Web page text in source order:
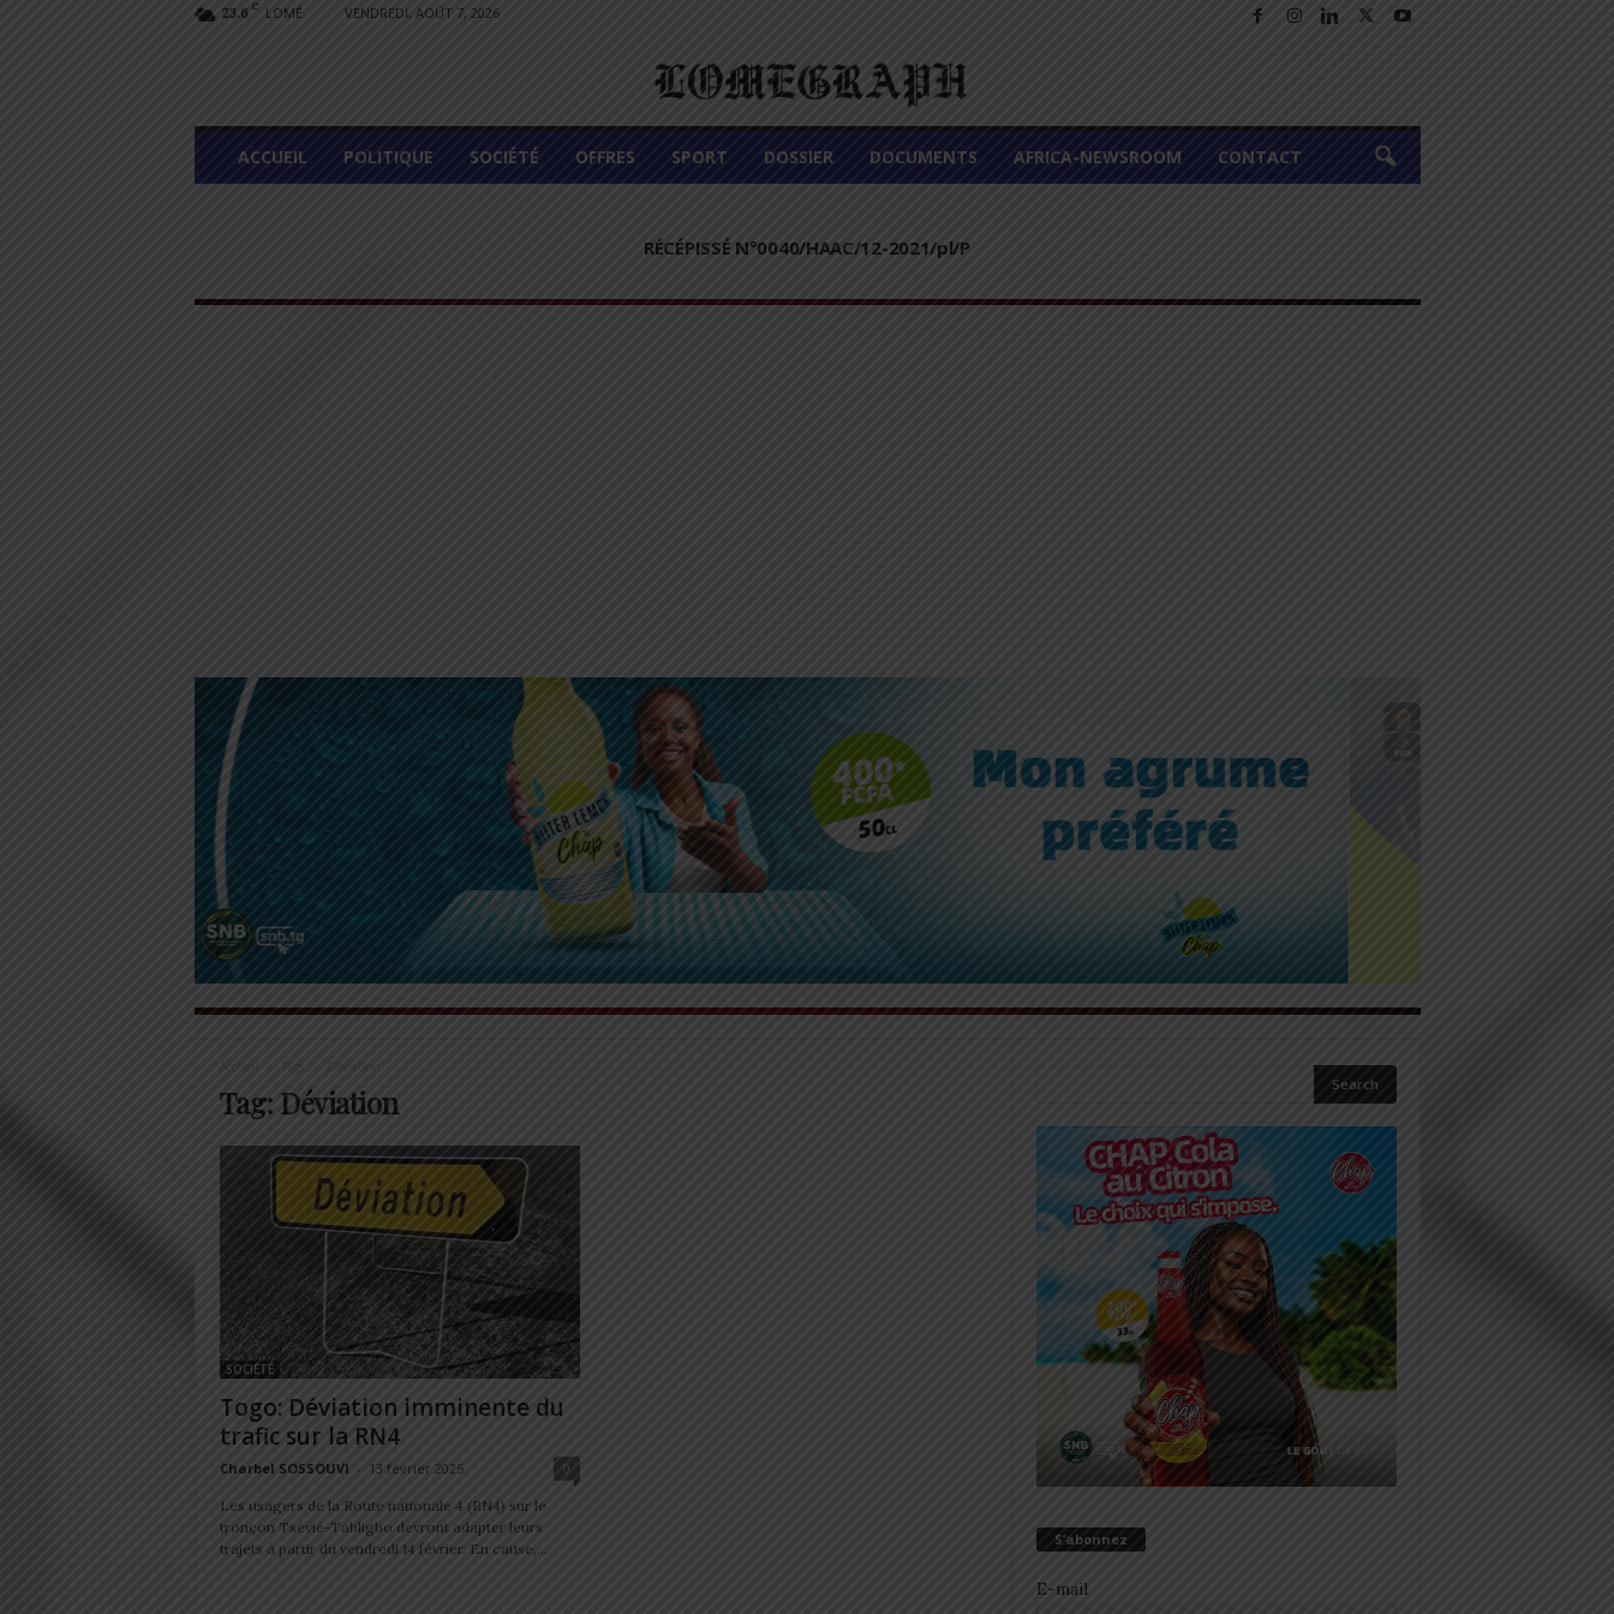
23.6 C LOMÉ VENDREDI, AOÛT 7, 2026
L
M
ACCUEIL POLITIQUE SOCIÉTÉ OFFRES SPORT DOSSIER DOCUMENTS AFRICA-NEWSROOM CONTACT
RÉCÉPISSÉ N°0040/HAAC/12-2021/pl/P
Accueil Tags Déviation
Tag: Déviation
SOCIÉTÉ
Togo: Déviation imminente du
trafic sur la RN4
Charbel SOSSOUVI - 13 février 2025 0
Les usagers de la Route nationale 4 (RN4) sur le
tronçon Tsévié-Tabligbo devront adapter leurs
trajets à partir du vendredi 14 février. En cause,...
S’abonnez
E-mail